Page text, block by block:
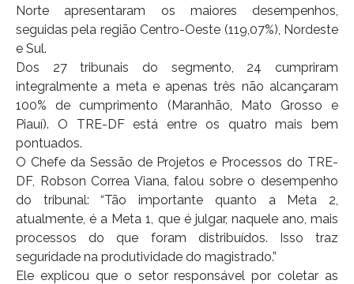
Norte apresentaram os maiores desempenhos,
seguidas pela região Centro-Oeste (119,07%), Nordeste
e Sul.
Dos 27 tribunais do segmento, 24 cumpriram
integralmente a meta e apenas três não alcançaram
100% de cumprimento (Maranhão, Mato Grosso e
Piauí). O TRE-DF está entre os quatro mais bem
pontuados.
O Chefe da Sessão de Projetos e Processos do TRE-
DF, Robson Correa Viana, falou sobre o desempenho
do tribunal: “Tão importante quanto a Meta 2,
atualmente, é a Meta 1, que é julgar, naquele ano, mais
processos do que foram distribuídos. Isso traz
seguridade na produtividade do magistrado.”
Ele explicou que o setor responsável por coletar as